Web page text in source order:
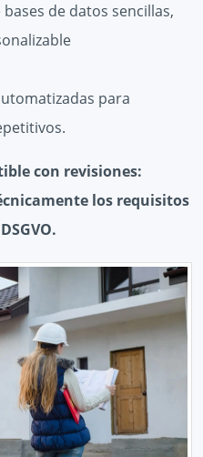
de datos sencillas,
para
con revisiones:
los requisitos